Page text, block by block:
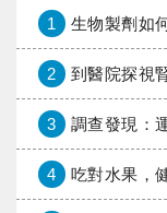
1 生物製劑如何幫發
2 到醫院探視
3 調查發現：
4 吃對水果，